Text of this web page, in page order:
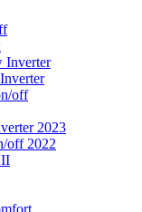
Inverter
off
2023
off 2022
II